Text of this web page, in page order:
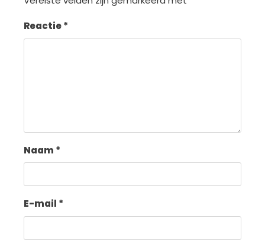
Reactie*
Naam *
E-mail *